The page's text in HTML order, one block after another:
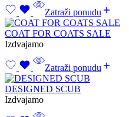
Zatraži ponudu
COAT FOR COATS SALE
Izdvajamo
Zatraži ponudu
DESIGNED SCUB
Izdvajamo